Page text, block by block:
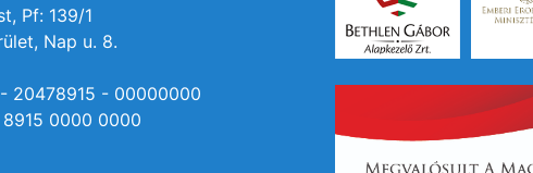
Pf: 139/1
Nap u. 8.
- 20478915 - 00000000
8915 0000 0000